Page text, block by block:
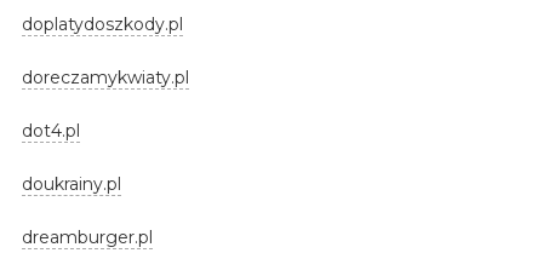
doplatydoszkody.pl
doreczamykwiaty.pl
dot4.pl
doukrainy.pl
dreamburger.pl